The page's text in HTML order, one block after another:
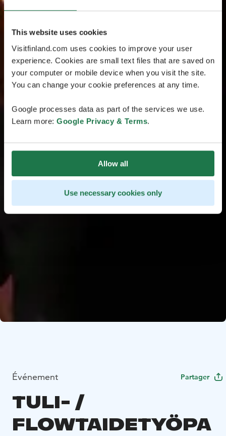
This website uses cookies
Visitfinland.com uses cookies to improve your user
experience. Cookies are small text files that are saved on
your computer or mobile device when you visit the site.
You can change your cookie preferences at any time.
Google processes data as part of the services we use.
Learn more: Google Privacy & Terms.
Allow all
Use necessary cookies only
Événement Partager
TULI- /
FLOWTAIDETYÖPA